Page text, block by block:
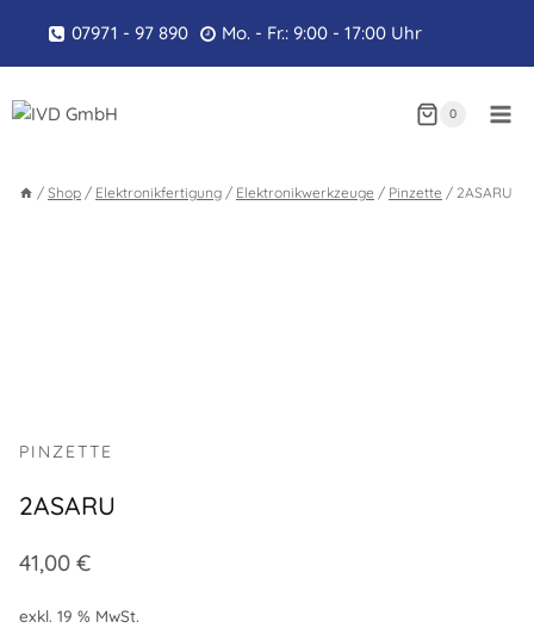
springen
07971 - 97 890 Mo. - Fr.: 9:00 - 17:00 Uhr
0
/ Shop / Elektronikfertigung / Elektronikwerkzeuge / Pinzette / 2ASARU
PINZETTE
2ASARU
41,00 €
exkl. 19 % MwSt.